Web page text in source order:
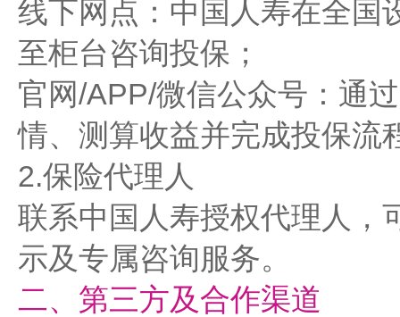
线下网点‌：中国人寿在全国
至柜台咨询投保；
官网/APP/微信公众号‌：通
情、测算收益并完成投保流
2.‌保险代理人‌
联系中国人寿授权代理人，
示及专属咨询服务。
二、第三方及合作渠道